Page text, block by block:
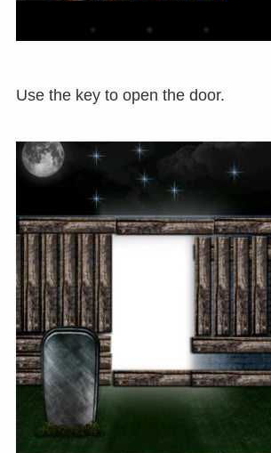
Use the key to open the door.